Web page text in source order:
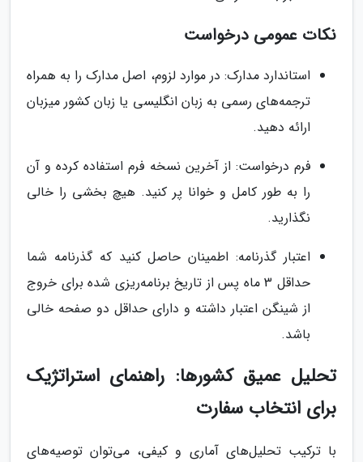
نکات عمومی درخواست
استاندارد مدارک: در موارد لزوم، اصل مدارک را به همراه
ترجمه‌های رسمی به زبان انگلیسی یا زبان کشور میزبان
ارائه دهید.
فرم درخواست: از آخرین نسخه فرم استفاده کرده و آن
را به طور کامل و خوانا پر کنید. هیچ بخشی را خالی
نگذارید.
اعتبار گذرنامه: اطمینان حاصل کنید که گذرنامه شما
حداقل 3 ماه پس از تاریخ برنامه‌ریزی شده برای خروج
از شینگن اعتبار داشته و دارای حداقل دو صفحه خالی
باشد.
تحلیل عمیق کشورها: راهنمای استراتژیک
برای انتخاب سفارت
با ترکیب تحلیل‌های آماری و کیفی، می‌توان توصیه‌های